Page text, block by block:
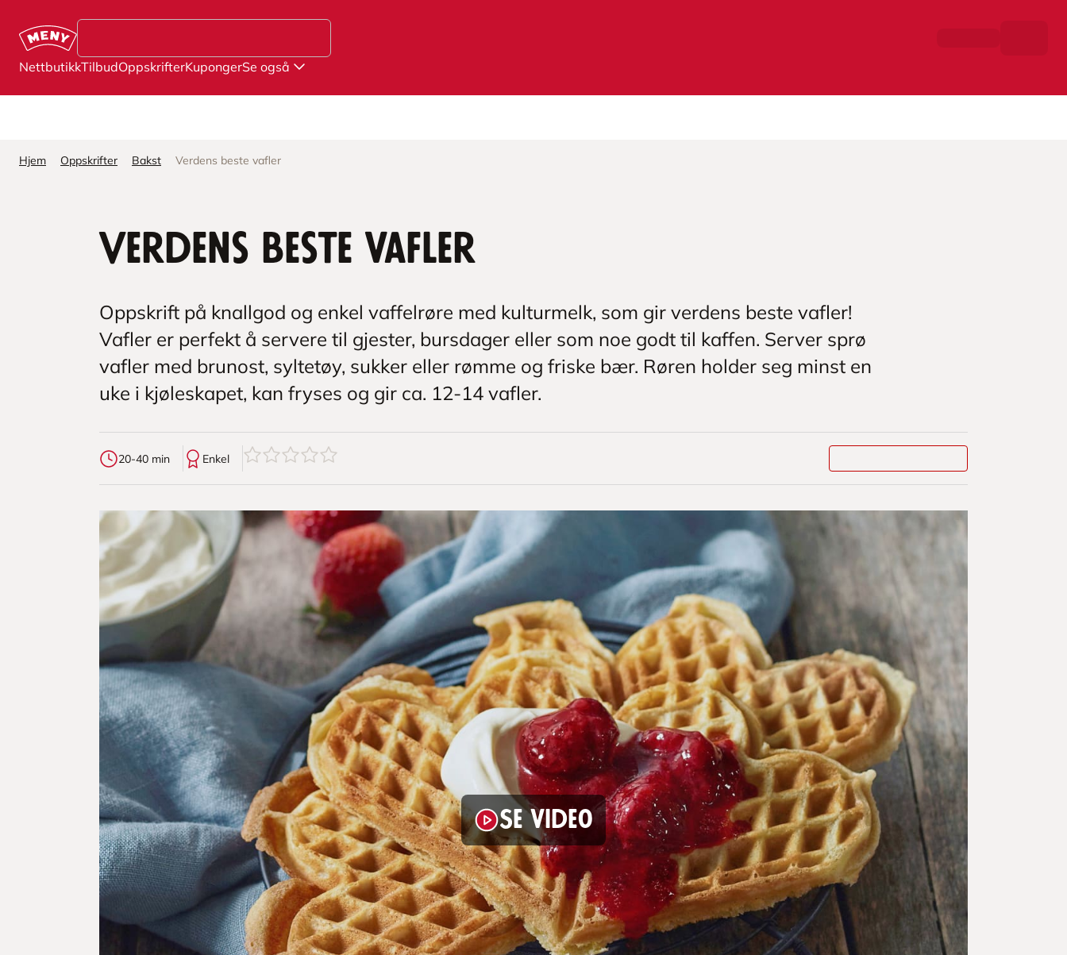
NettbutikkTilbudOppskrifterKupongerSe også
Hjem Oppskrifter Bakst Verdens beste vafler
Verdens beste vafler
Oppskrift på knallgod og enkel vaffelrøre med kulturmelk, som gir verdens beste vafler!
Vafler er perfekt å servere til gjester, bursdager eller som noe godt til kaffen. Server sprø
vafler med brunost, syltetøy, sukker eller rømme og friske bær. Røren holder seg minst en
uke i kjøleskapet, kan fryses og gir ca. 12-14 vafler.
20-40 min Enkel 0av5stjerner
Se video